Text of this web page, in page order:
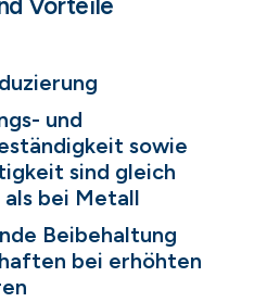
und
sowie
sind gleich
bei Metall
Beibehaltung
bei erhöhten